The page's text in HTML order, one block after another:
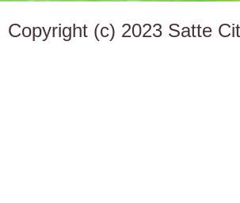
Copyright (c) 2023 Satte